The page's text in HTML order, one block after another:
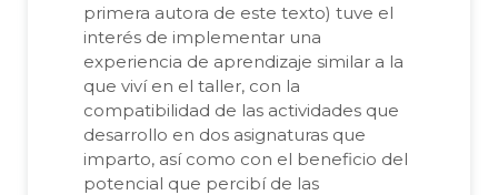
primera autora de este texto) tuve el
interés de implementar una
experiencia de aprendizaje similar a la
que viví en el taller, con la
compatibilidad de las actividades que
desarrollo en dos asignaturas que
imparto, así como con el beneficio del
potencial que percibí de las